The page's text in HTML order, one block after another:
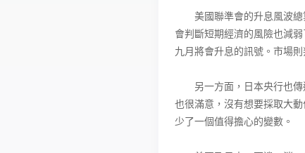
美國聯準會的升息風波總
會判斷短期經濟的風險也減
九月將會升息的訊號。市場
另一方面，日本央行也傳
也很滿意，沒有想要採取大
少了一個值得擔心的變數。